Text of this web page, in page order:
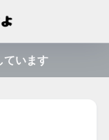
ています